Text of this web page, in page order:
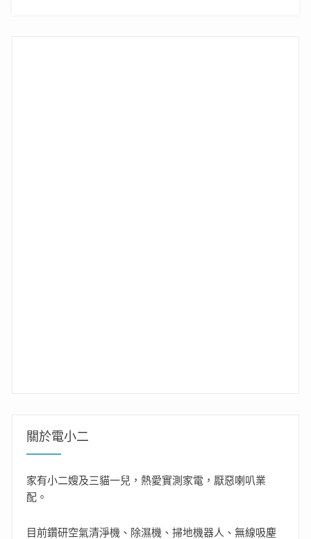
關於電小二
家有小二嫂及三貓一兒，熱愛實測家電，厭惡喇叭業
配。
目前鑽研空氣清淨機、除濕機、掃地機器人、無線吸塵